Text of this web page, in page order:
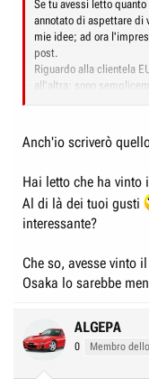
Se tu avessi letto
annotato di aspettare di
mie idee; ad ora
post.
Riguardo alla clientela
all'altra: sono
diverse, significa che
bella. Può vincere tutti i
esquimesi gli daranno,
Se e quando avrò
che penso, come qui.
Anch'io scriverò
Hai letto che ha vinto
Al di là dei tuoi gusti
interessante?
Che so, avesse vinto
Osaka lo sarebbe
ALGEPA
0 Membro